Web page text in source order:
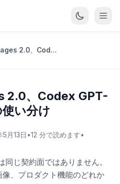
ChatGPT Images 2.0、Codex GPT-Image-2、API の使い分け
2.0、Codex GPT-
い分け
月13日 •12 分で読めます•
じ契約面ではありません。
、プロダクト機能のどれか